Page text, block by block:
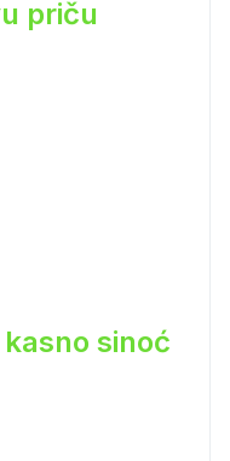
priču
sinoć